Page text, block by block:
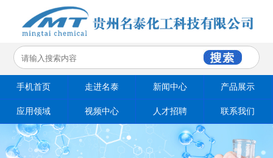
手机首页 走进名泰 新闻中心 产品展示
应用领域 视频中心 人才招聘 联系我们